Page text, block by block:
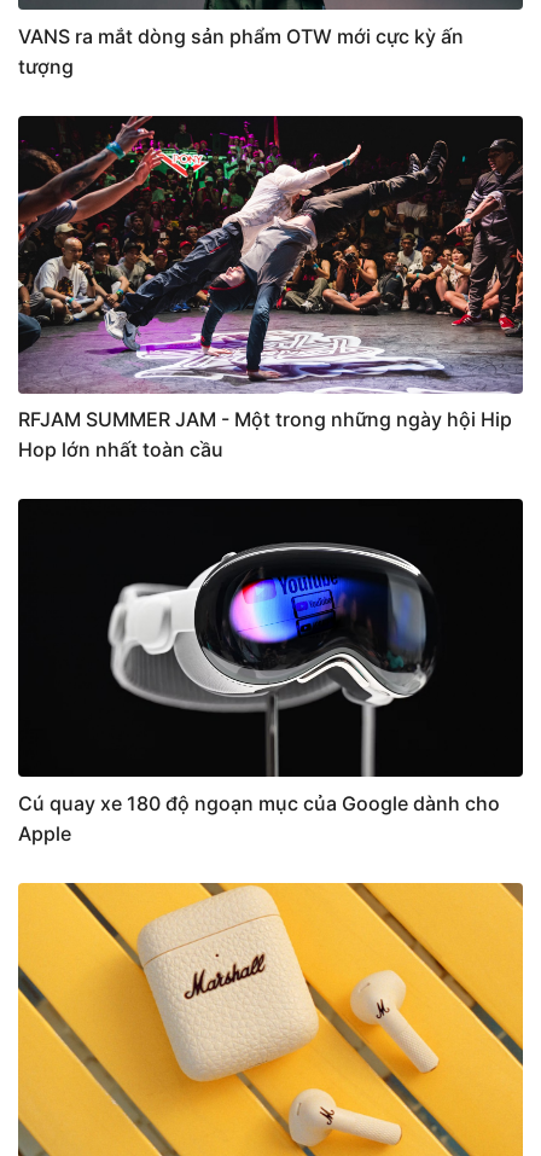
VANS ra mắt dòng sản phẩm OTW mới cực kỳ ấn
tượng
RFJAM SUMMER JAM - Một trong những ngày hội Hip
Hop lớn nhất toàn cầu
Cú quay xe 180 độ ngoạn mục của Google dành cho
Apple